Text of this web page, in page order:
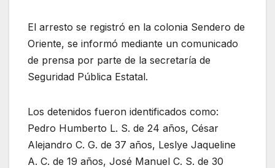
El arresto se registró en la colonia Sendero de
Oriente, se informó mediante un comunicado
de prensa por parte de la secretaría de
Seguridad Pública Estatal.
Los detenidos fueron identificados como:
Pedro Humberto L. S. de 24 años, César
Alejandro C. G. de 37 años, Leslye Jaqueline
A. C. de 19 años, José Manuel C. S. de 30